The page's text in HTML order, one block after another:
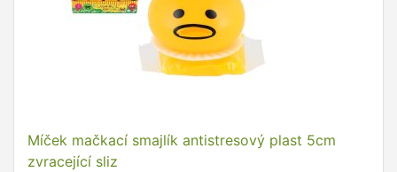
Míček mačkací smajlík antistresový plast 5cm
zvracející sliz